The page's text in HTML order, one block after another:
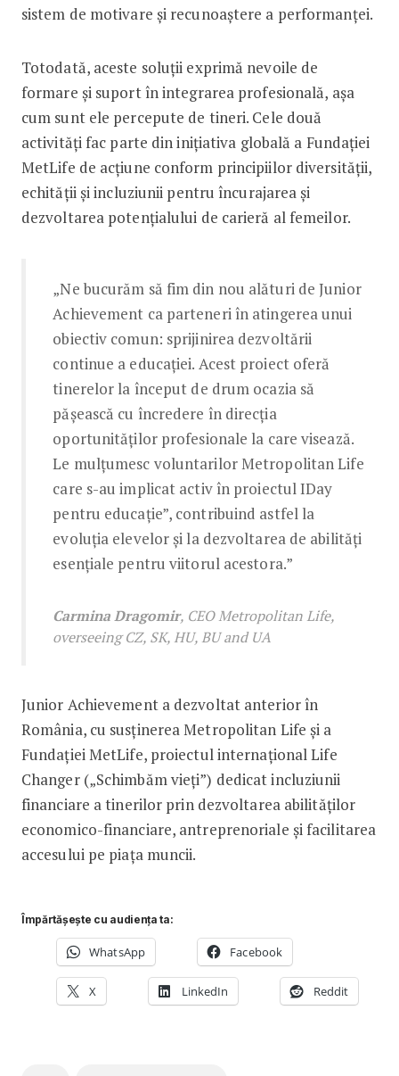
sistem de motivare și recunoaștere a performanței.
Totodată, aceste soluții exprimă nevoile de
formare și suport în integrarea profesională, așa
cum sunt ele percepute de tineri. Cele două
activități fac parte din inițiativa globală a Fundației
MetLife de acțiune conform principiilor diversității,
echității și incluziunii pentru încurajarea și
dezvoltarea potențialului de carieră al femeilor.
„Ne bucurăm să fim din nou alături de Junior
Achievement ca parteneri în atingerea unui
obiectiv comun: sprijinirea dezvoltării
continue a educației. Acest proiect oferă
tinerelor la început de drum ocazia să
pășească cu încredere în direcția
oportunităților profesionale la care visează.
Le mulțumesc voluntarilor Metropolitan Life
care s-au implicat activ în proiectul IDay
pentru educație”, contribuind astfel la
evoluția elevelor și la dezvoltarea de abilități
esențiale pentru viitorul acestora.”
Carmina Dragomir, CEO Metropolitan Life,
overseeing CZ, SK, HU, BU and UA
Junior Achievement a dezvoltat anterior în
România, cu susținerea Metropolitan Life și a
Fundației MetLife, proiectul internațional Life
Changer („Schimbăm vieți”) dedicat incluziunii
financiare a tinerilor prin dezvoltarea abilităților
economico-financiare, antreprenoriale și facilitarea
accesului pe piața muncii.
Împărtășește cu audiența ta:
WhatsApp Facebook
X LinkedIn Reddit